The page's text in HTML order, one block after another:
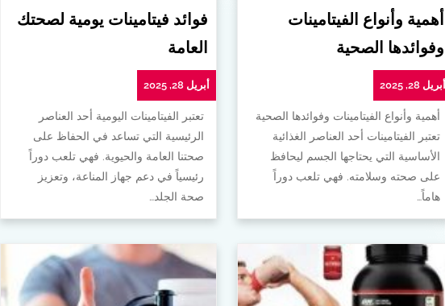
أهمية وأنواع الفيتامينات
وفوائدها الصحية
أبريل 28, 2025
أهمية وأنواع الفيتامينات وفوائدها الصحية
تعتبر الفيتامينات أحد العناصر الغذائية
الأساسية التي يحتاجها الجسم ليحافظ
على صحته وسلامته. فهي تلعب دوراً
هاماً…
فوائد فيتامينات يومية لصحتك
العامة
أبريل 28, 2025
تعتبر الفيتامينات اليومية أحد العناصر
الرئيسية التي تساعد في الحفاظ على
صحتنا العامة والحيوية. فهي تلعب دوراً
رئيسياً في دعم جهاز المناعة، وتعزيز
صحة الجلد…